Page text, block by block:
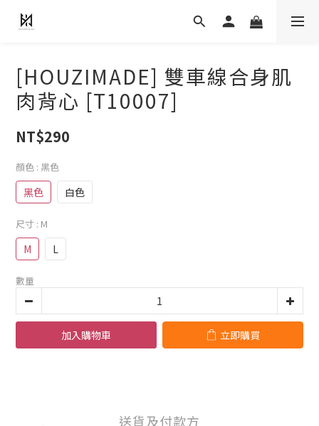
[HOUZIMADE] 雙車線合身肌
肉背心 [T10007]
NT$290
顏色 : 黑色
黑色 白色
尺寸 : M
M L
數量
加入購物車 立即購買
送貨及付款方